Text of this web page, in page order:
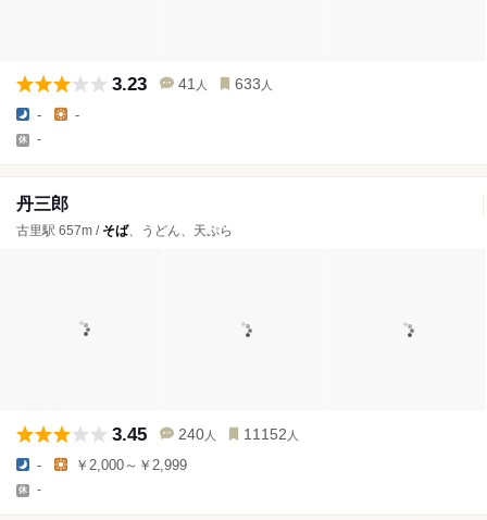
3.23 41 人 633 人
- -
-
丹三郎
古里駅 657m / そば、うどん、天ぷら
3.45 240 人 11152 人
- ￥2,000～￥2,999
-